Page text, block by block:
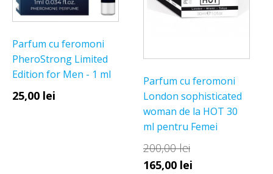
Parfum cu feromoni
PheroStrong Limited
Edition for Men - 1 ml
25,00 lei
Parfum cu feromoni
London sophisticated
woman de la HOT 30
ml pentru Femei
200,00lei
Prețul
165,00 lei